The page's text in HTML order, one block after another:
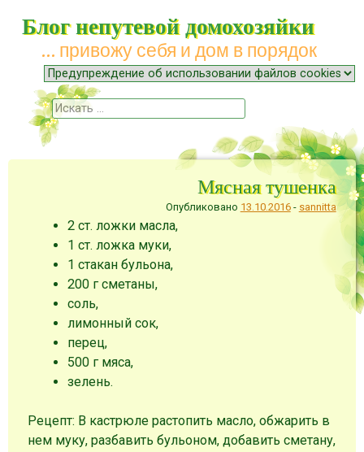
Блог непутевой домохозяйки
… привожу себя и дом в порядок
Меню
Наверх
Поиск
Мясная тушенка
Опубликовано 13.10.2016- sannitta
2 ст. ложки масла,
1 ст. ложка муки,
1 стакан бульона,
200 г сметаны,
соль,
лимонный сок,
перец,
500 г мяса,
зелень.
Рецепт: В кастрюле растопить масло, обжарить в
нем муку, разбавить бульоном, добавить сметану,